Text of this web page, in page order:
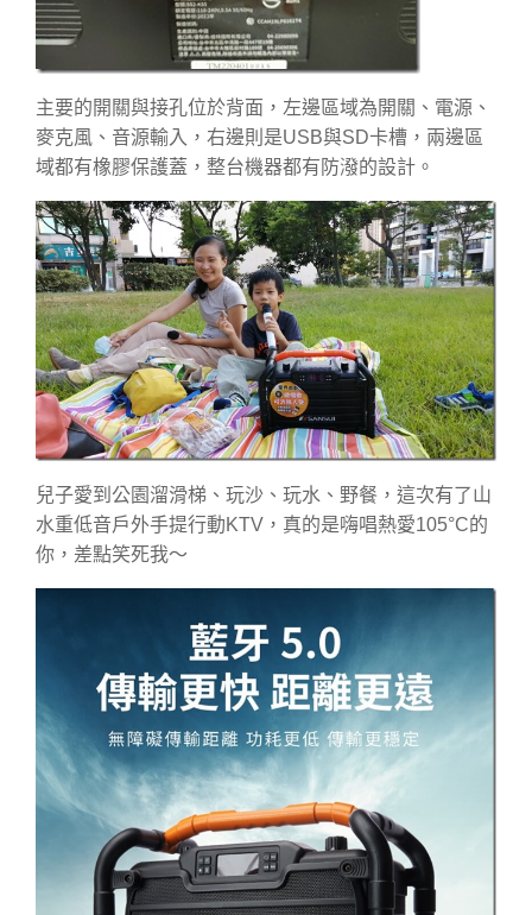
主要的開關與接孔位於背面，左邊區域為開關、電源、
麥克風、音源輸入，右邊則是USB與SD卡槽，兩邊區
域都有橡膠保護蓋，整台機器都有防潑的設計。
兒子愛到公園溜滑梯、玩沙、玩水、野餐，這次有了山
水重低音戶外手提行動KTV，真的是嗨唱熱愛105°C的
你，差點笑死我～